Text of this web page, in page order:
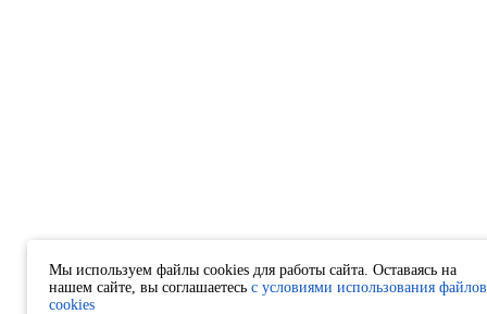
Мы используем файлы cookies для работы сайта. Оставаясь на
нашем сайте, вы соглашаетесь с условиями использования файлов
cookies